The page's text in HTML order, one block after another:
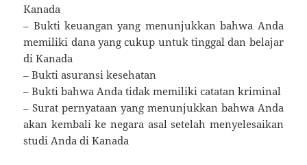
Kanada
– Bukti keuangan yang menunjukkan bahwa Anda
memiliki dana yang cukup untuk tinggal dan belajar
di Kanada
– Bukti asuransi kesehatan
– Bukti bahwa Anda tidak memiliki catatan kriminal
– Surat pernyataan yang menunjukkan bahwa Anda
akan kembali ke negara asal setelah menyelesaikan
studi Anda di Kanada